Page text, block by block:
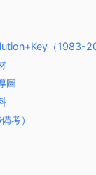
（1983-
圖
考）